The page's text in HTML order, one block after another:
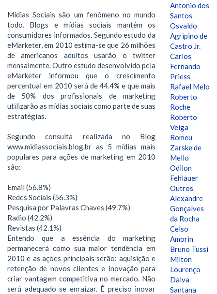
Mídias Sociais são um fenômeno no mundo
todo. Blogs e mídias sociais mantém os
consumidores informados. Segundo estudo da
eMarketer, em 2010 estima-se que 26 milhões
de americanos adultos usarão o twitter
mensalmente. Outro estudo desenvolvido pela
eMarketer informou que o crescimento
percentual em 2010 será de 44.4% e que mais
de 50% dos profissionais de marketing
utilizarão as mídias sociais como parte de suas
estratégias.
Segundo consulta realizada no Blog
www.midiassociais.blog.br as 5 mídias mais
populares para ações de marketing em 2010
são:
Email (56.8%)
Redes Sociais (56.3%)
Pesquisa por Palavras Chaves (49.7%)
Radio (42.2%)
Revistas (42.1%)
Entendo que a essência do marketing
permanecerá como sua maior tendência em
2010 e as ações principais serão: aquisição e
retenção de novos clientes e inovação para
criar vantagem competitiva no mercado. Não
será adequado se enraizar. É preciso inovar
Antonio dos
Santos
Osvaldo
Agripino de
Castro Jr.
Carlos
Fernando
Priess
Rafael Melo
Roberto
Roche
Roberto
Veiga
Romeu
Zarske de
Mello
Odilon
Fehlauer
Outros
Alexandre
Gonçalves
da Rocha
Celso
Amorin
Bruno Tussi
Milton
Lourenço
Dalva
Santana